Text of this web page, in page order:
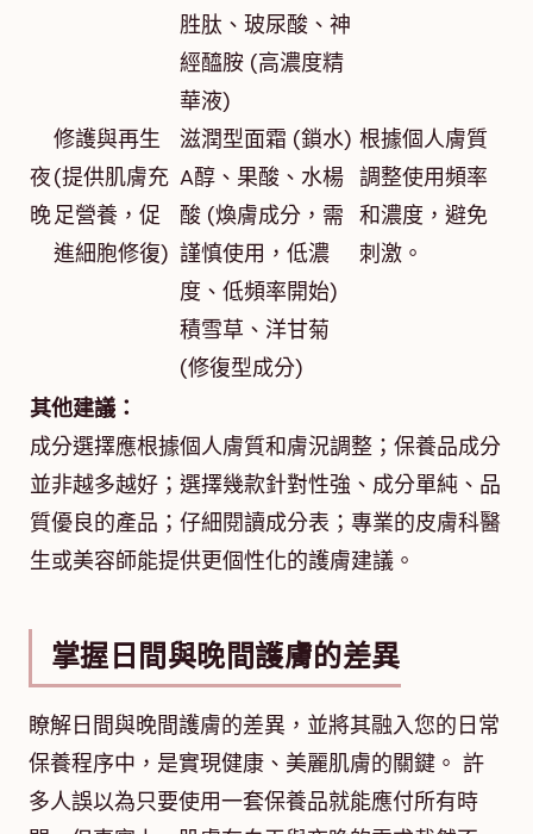
夜
晚
修護與再生
(提供肌膚充
足營養，促
進細胞修復)
胜肽、玻尿酸、神
經醯胺 (高濃度精
華液)
滋潤型面霜 (鎖水)
A醇、果酸、水楊
酸 (煥膚成分，需
謹慎使用，低濃
度、低頻率開始)
積雪草、洋甘菊
(修復型成分)
根據個人膚質
調整使用頻率
和濃度，避免
刺激。
其他建議：
成分選擇應根據個人膚質和膚況調整；保養品成分
並非越多越好；選擇幾款針對性強、成分單純、品
質優良的產品；仔細閱讀成分表；專業的皮膚科醫
生或美容師能提供更個性化的護膚建議。
掌握日間與晚間護膚的差異
瞭解日間與晚間護膚的差異，並將其融入您的日常
保養程序中，是實現健康、美麗肌膚的關鍵。 許
多人誤以為只要使用一套保養品就能應付所有時